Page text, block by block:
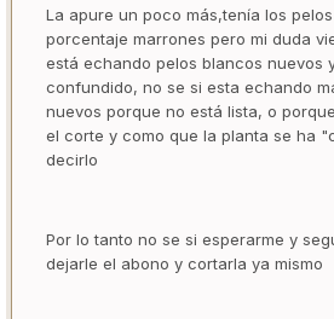
La apure un poco más,tenía los
porcentaje marrones pero mi duda
está echando pelos blancos nuevos
confundido, no se si esta echando
nuevos porque no está lista, o
el corte y como que la planta se ha
decirlo
Por lo tanto no se si esperarme y
dejarle el abono y cortarla ya mismo